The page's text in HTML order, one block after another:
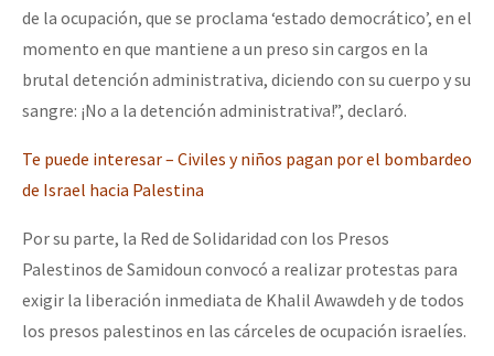
de la ocupación, que se proclama ‘estado democrático’, en el
momento en que mantiene a un preso sin cargos en la
brutal detención administrativa, diciendo con su cuerpo y su
sangre: ¡No a la detención administrativa!”, declaró.
Te puede interesar – Civiles y niños pagan por el bombardeo
de Israel hacia Palestina
Por su parte, la Red de Solidaridad con los Presos
Palestinos de Samidoun convocó a realizar protestas para
exigir la liberación inmediata de Khalil Awawdeh y de todos
los presos palestinos en las cárceles de ocupación israelíes.